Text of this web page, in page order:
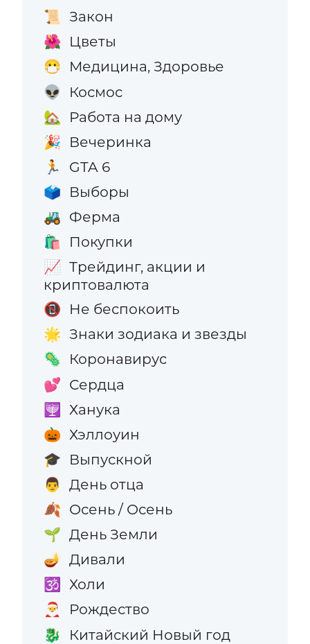
📜 Закон
🌺 Цветы
😷 Медицина, Здоровье
👽 Космос
🏡 Работа на дому
🎉 Вечеринка
🏃 GTA 6
🗳️ Выборы
🚜 Ферма
🛍️ Покупки
📈 Трейдинг, акции и
криптовалюта
📵 Не беспокоить
🌟 Знаки зодиака и звезды
🦠 Коронавирус
💕 Сердца
🕎 Ханука
🎃 Хэллоуин
🎓 Выпускной
👨 День отца
🍂 Осень / Осень
🌱 День Земли
🪔 Дивали
🕉️ Холи
🎅 Рождество
🐉 Китайский Новый год